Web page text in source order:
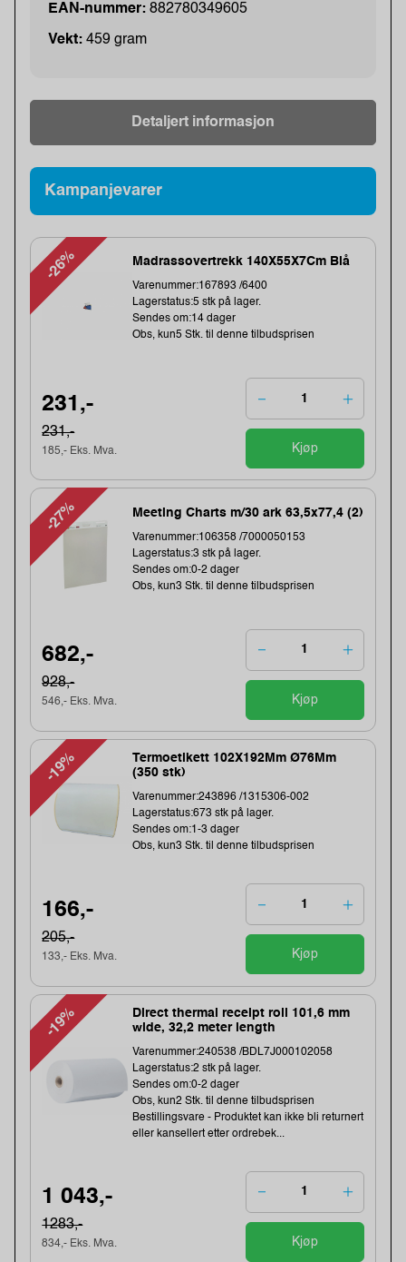
EAN-nummer: 882780349605
Vekt: 459 gram
Detaljert informasjon
Kampanjevarer
-26% Madrassovertrekk 140X55X7Cm Blå
Varenummer:167893 /6400
Lagerstatus:5 stk på lager.
Sendes om:14 dager
Obs, kun5 Stk. til denne tilbudsprisen
231,-
231,-
185,- Eks. Mva. Kjøp
-27% Meeting Charts m/30 ark 63,5x77,4 (2)
Varenummer:106358 /7000050153
Lagerstatus:3 stk på lager.
Sendes om:0-2 dager
Obs, kun3 Stk. til denne tilbudsprisen
682,-
928,-
546,- Eks. Mva. Kjøp
-19%
Termoetikett 102X192Mm Ø76Mm
(350 stk)
Varenummer:243896 /1315306-002
Lagerstatus:673 stk på lager.
Sendes om:1-3 dager
Obs, kun3 Stk. til denne tilbudsprisen
166,-
205,-
133,- Eks. Mva. Kjøp
-19%
Direct thermal receipt roll 101,6 mm
wide, 32,2 meter length
Varenummer:240538 /BDL7J000102058
Lagerstatus:2 stk på lager.
Sendes om:0-2 dager
Obs, kun2 Stk. til denne tilbudsprisen
Bestillingsvare - Produktet kan ikke bli returnert
eller kansellert etter ordrebek...
1 043,-
1283,-
834,- Eks. Mva. Kjøp